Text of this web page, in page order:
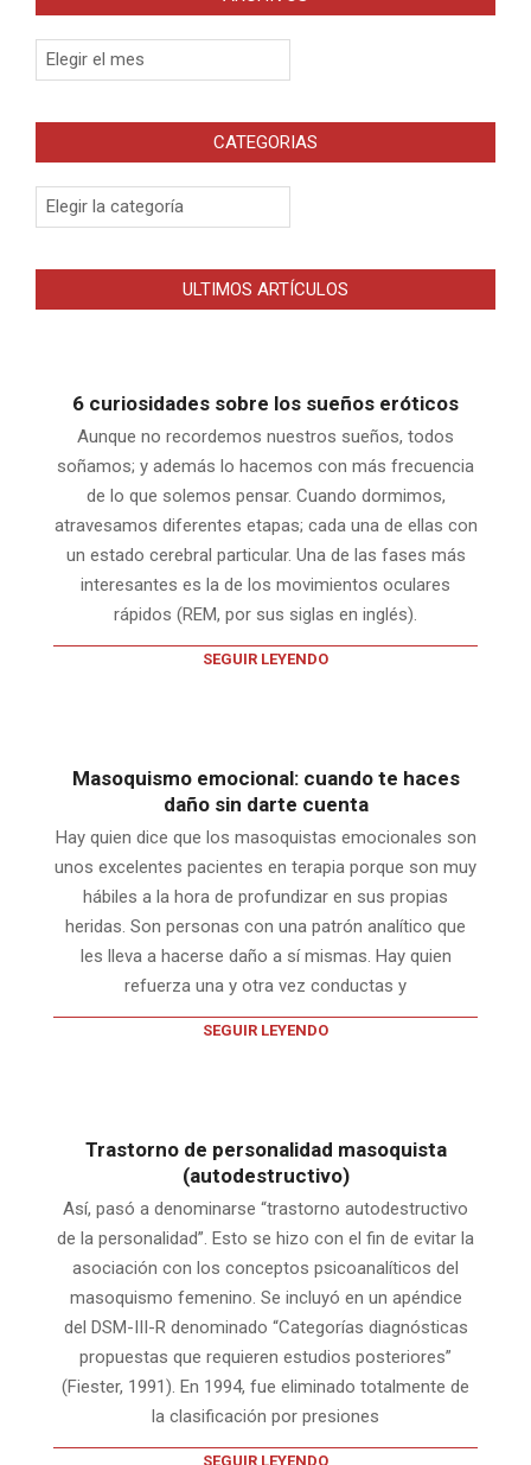
Archivos
CATEGORIAS
Categorias
ULTIMOS ARTÍCULOS
6 curiosidades sobre los sueños eróticos
Aunque no recordemos nuestros sueños, todos
soñamos; y además lo hacemos con más frecuencia
de lo que solemos pensar. Cuando dormimos,
atravesamos diferentes etapas; cada una de ellas con
un estado cerebral particular. Una de las fases más
interesantes es la de los movimientos oculares
rápidos (REM, por sus siglas en inglés).
SEGUIR LEYENDO
Masoquismo emocional: cuando te haces
daño sin darte cuenta
Hay quien dice que los masoquistas emocionales son
unos excelentes pacientes en terapia porque son muy
hábiles a la hora de profundizar en sus propias
heridas. Son personas con una patrón analítico que
les lleva a hacerse daño a sí mismas. Hay quien
refuerza una y otra vez conductas y
SEGUIR LEYENDO
Trastorno de personalidad masoquista
(autodestructivo)
Así, pasó a denominarse “trastorno autodestructivo
de la personalidad”. Esto se hizo con el fin de evitar la
asociación con los conceptos psicoanalíticos del
masoquismo femenino. Se incluyó en un apéndice
del DSM-III-R denominado “Categorías diagnósticas
propuestas que requieren estudios posteriores”
(Fiester, 1991). En 1994, fue eliminado totalmente de
la clasificación por presiones
SEGUIR LEYENDO